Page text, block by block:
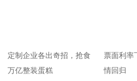
定制企业各出奇招，抢食
万亿整装蛋糕
票面利率
情回归